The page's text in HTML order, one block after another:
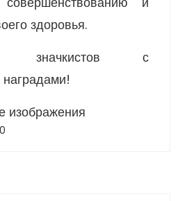
0
здоровья.
значкистов с
изображения